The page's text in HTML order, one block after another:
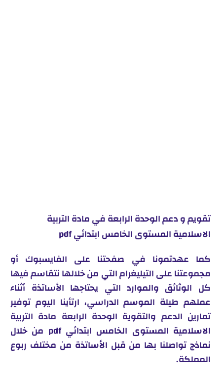
تقويم و دعم الوحدة الرابعة في مادة التربية
الاسلامية المستوى الخامس ابتدائي pdf
كما عهدتمونا في صفحتنا على الفايسبوك أو
مجموعتنا على التيليغرام التي من خلالها نتقاسم فيها
كل الوثائق والموارد التي يحتاجها الأساتذة أثناء
عملهم طيلة الموسم الدراسي، ارتأينا اليوم توفير
تمارين الدعم والتقوية الوحدة الرابعة مادة التربية
الاسلامية المستوى الخامس ابتدائي pdf من خلال
نماذج تواصلنا بها من قبل الأساتذة من مختلف ربوع
المملكة.